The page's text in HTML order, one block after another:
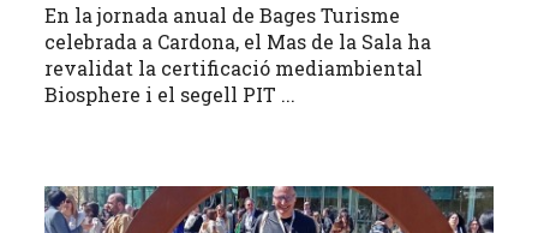
En la jornada anual de Bages Turisme
celebrada a Cardona, el Mas de la Sala ha
revalidat la certificació mediambiental
Biosphere i el segell PIT ...